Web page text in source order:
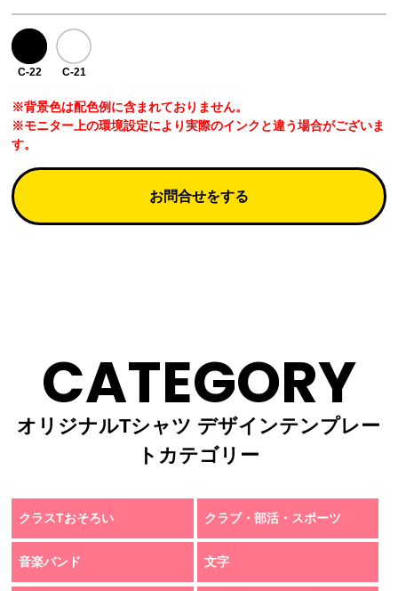
C-22 C-21
※背景色は配色例に含まれておりません。
※モニター上の環境設定により実際のインクと違う場合がございま
す。
お問合せをする
CATEGORY
オリジナルTシャツ デザインテンプレー
トカテゴリー
クラスTおそろい クラブ・部活・スポーツ
音楽バンド 文字